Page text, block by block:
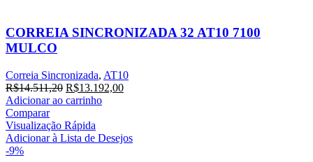
CORREIA SINCRONIZADA 32 AT10 7100
MULCO
Correia Sincronizada, AT10
R$14.511,20 O
preço
era:
R$14.511,20.
R$13.192,00O
R$13.192,00.
Adicionar ao carrinho
Comparar
Visualização Rápida
Adicionar à Lista de Desejos
-9%